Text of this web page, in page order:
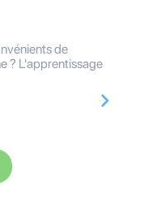
de
? L'apprentissage